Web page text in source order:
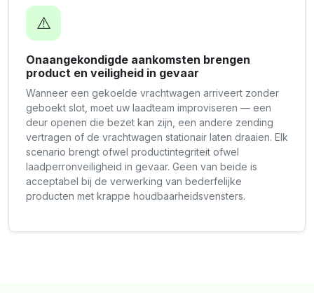
⚠️
Onaangekondigde aankomsten brengen
product en veiligheid in gevaar
Wanneer een gekoelde vrachtwagen arriveert zonder
geboekt slot, moet uw laadteam improviseren — een
deur openen die bezet kan zijn, een andere zending
vertragen of de vrachtwagen stationair laten draaien. Elk
scenario brengt ofwel productintegriteit ofwel
laadperronveiligheid in gevaar. Geen van beide is
acceptabel bij de verwerking van bederfelijke
producten met krappe houdbaarheidsvensters.